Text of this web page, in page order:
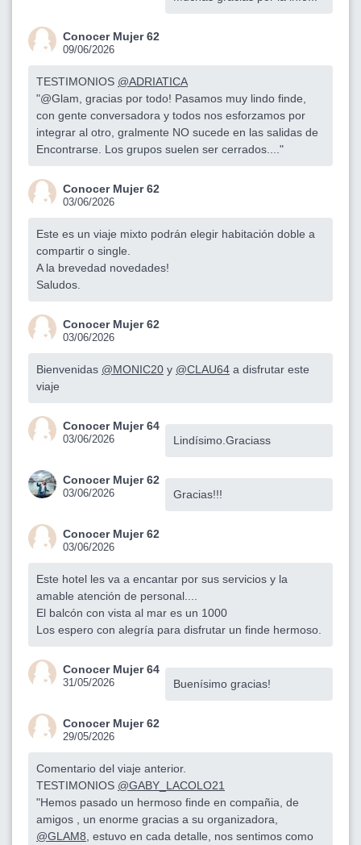
Conocer Mujer 62
09/06/2026
TESTIMONIOS @ADRIATICA
"@Glam, gracias por todo! Pasamos muy lindo finde,
con gente conversadora y todos nos esforzamos por
integrar al otro, gralmente NO sucede en las salidas de
Encontrarse. Los grupos suelen ser cerrados...."
Conocer Mujer 62
03/06/2026
Este es un viaje mixto podrán elegir habitación doble a
compartir o single.
A la brevedad novedades!
Saludos.
Conocer Mujer 62
03/06/2026
Bienvenidas @MONIC20 y @CLAU64 a disfrutar este
viaje
Conocer Mujer 64
03/06/2026 Lindísimo.Graciass
Conocer Mujer 62
03/06/2026 Gracias!!!
Conocer Mujer 62
03/06/2026
Este hotel les va a encantar por sus servicios y la
amable atención de personal....
El balcón con vista al mar es un 1000
Los espero con alegría para disfrutar un finde hermoso.
Conocer Mujer 64
31/05/2026 Buenísimo gracias!
Conocer Mujer 62
29/05/2026
Comentario del viaje anterior.
TESTIMONIOS @GABY_LACOLO21
"Hemos pasado un hermoso finde en compañia, de
amigos , un enorme gracias a su organizadora,
@GLAM8 , estuvo en cada detalle, nos sentimos como